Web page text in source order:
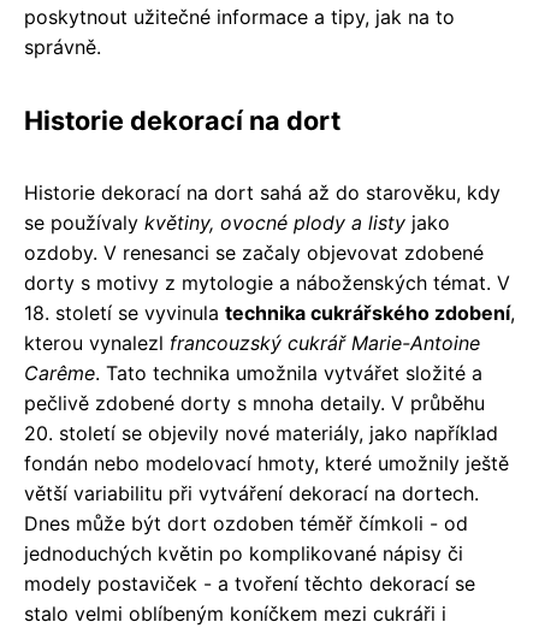
poskytnout užitečné informace a tipy, jak na to
správně.
Historie dekorací na dort
Historie dekorací na dort sahá až do starověku, kdy
se používaly květiny, ovocné plody a listy jako
ozdoby. V renesanci se začaly objevovat zdobené
dorty s motivy z mytologie a náboženských témat. V
18. století se vyvinula technika cukrářského zdobení,
kterou vynalezl francouzský cukrář Marie-Antoine
Carême. Tato technika umožnila vytvářet složité a
pečlivě zdobené dorty s mnoha detaily. V průběhu
20. století se objevily nové materiály, jako například
fondán nebo modelovací hmoty, které umožnily ještě
větší variabilitu při vytváření dekorací na dortech.
Dnes může být dort ozdoben téměř čímkoli - od
jednoduchých květin po komplikované nápisy či
modely postaviček - a tvoření těchto dekorací se
stalo velmi oblíbeným koníčkem mezi cukráři i